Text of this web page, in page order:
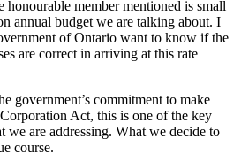
member mentioned is small
annual budget we are talking about. I
of Ontario want to know if the
are correct in arriving at this rate
government’s commitment to make
Act, this is one of the key
we are addressing. What we decide to
course.